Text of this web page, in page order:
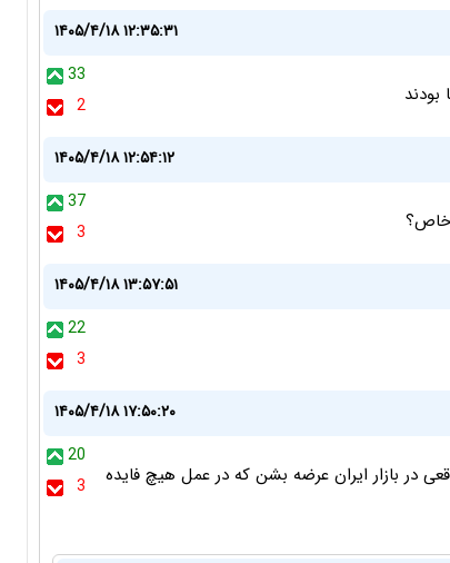
۱۴۰۵/۴/۱۸ ۱۲:۳۵:۳۱
33
2
۱۴۰۵/۴/۱۸ ۱۲:۵۴:۱۲
37
3
خاص؟
۱۴۰۵/۴/۱۸ ۱۳:۵۷:۵۱
22
3
۱۴۰۵/۴/۱۸ ۱۷:۵۰:۲۰
20
3
در بازار ایران عرضه بشن که در عمل هیچ فایده